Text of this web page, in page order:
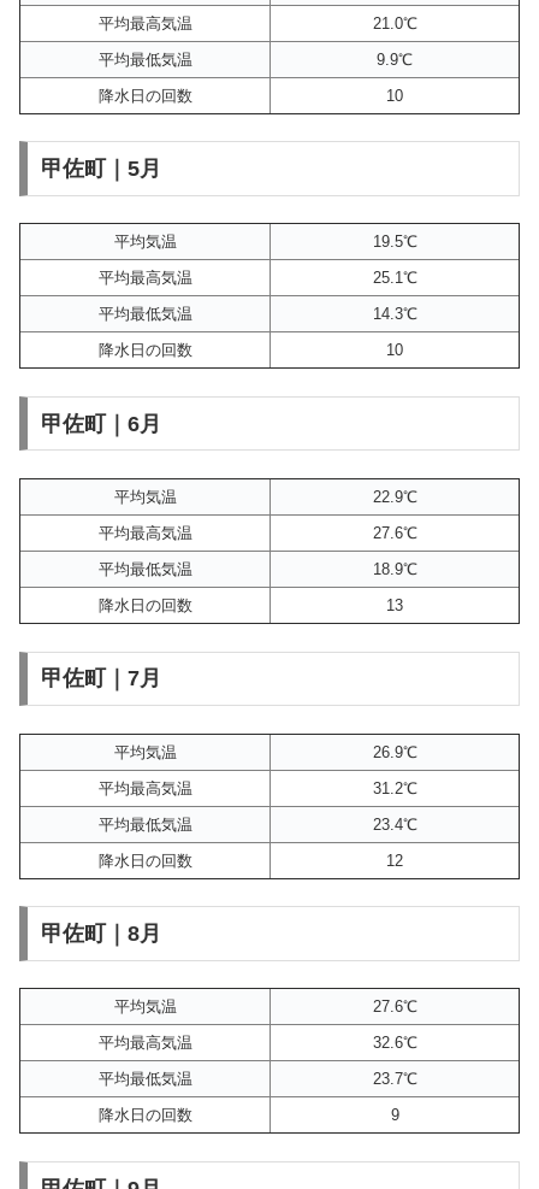
平均最高気温
21.0℃
平均最低気温
9.9℃
降水日の回数
10
甲佐町｜5月
平均気温
19.5℃
平均最高気温
25.1℃
平均最低気温
14.3℃
降水日の回数
10
甲佐町｜6月
平均気温
22.9℃
平均最高気温
27.6℃
平均最低気温
18.9℃
降水日の回数
13
甲佐町｜7月
平均気温
26.9℃
平均最高気温
31.2℃
平均最低気温
23.4℃
降水日の回数
12
甲佐町｜8月
平均気温
27.6℃
平均最高気温
32.6℃
平均最低気温
23.7℃
降水日の回数
9